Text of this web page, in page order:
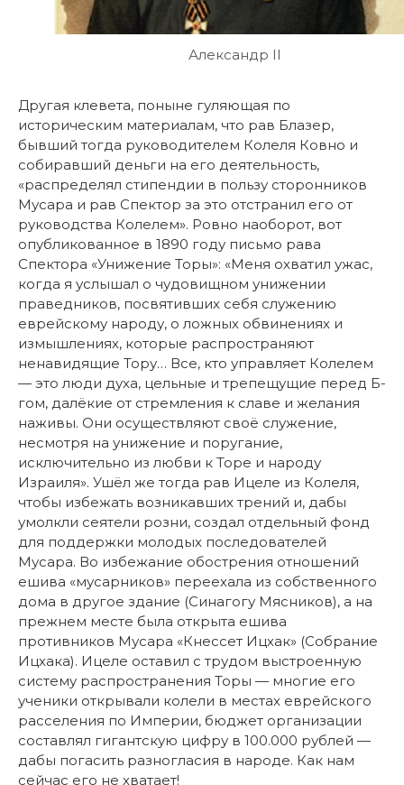
Александр II
Другая клевета, поныне гуляющая по
историческим материалам, что рав Блазер,
бывший тогда руководителем Колеля Ковно и
собиравший деньги на его деятельность,
«распределял стипендии в пользу сторонников
Мусара и рав Спектор за это отстранил его от
руководства Колелем». Ровно наоборот, вот
опубликованное в 1890 году письмо рава
Спектора «Унижение Торы»: «Меня охватил ужас,
когда я услышал о чудовищном унижении
праведников, посвятивших себя служению
еврейскому народу, о ложных обвинениях и
измышлениях, которые распространяют
ненавидящие Тору… Все, кто управляет Колелем
— это люди духа, цельные и трепещущие перед Б-
гом, далёкие от стремления к славе и желания
наживы. Они осуществляют своё служение,
несмотря на унижение и поругание,
исключительно из любви к Торе и народу
Израиля». Ушёл же тогда рав Ицеле из Колеля,
чтобы избежать возникавших трений и, дабы
умолкли сеятели розни, создал отдельный фонд
для поддержки молодых последователей
Мусара. Во избежание обострения отношений
ешива «мусарников» переехала из собственного
дома в другое здание (Синагогу Мясников), а на
прежнем месте была открыта ешива
противников Мусара «Кнессет Ицхак» (Собрание
Ицхака). Ицеле оставил с трудом выстроенную
систему распространения Торы — многие его
ученики открывали колели в местах еврейского
расселения по Империи, бюджет организации
составлял гигантскую цифру в 100.000 рублей —
дабы погасить разногласия в народе. Как нам
сейчас его не хватает!